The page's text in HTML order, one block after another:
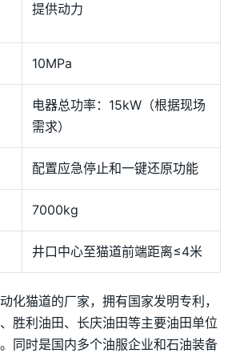
提供动力
10MPa
电器总功率：15kW（根据现场
需求）
配置应急停止和一键还原功能
7000kg
井口中心至猫道前端距离≤4米
化猫道的厂家，拥有国家发明专利，
胜利油田、长庆油田等主要油田单位
同时是国内多个油服企业和石油装备